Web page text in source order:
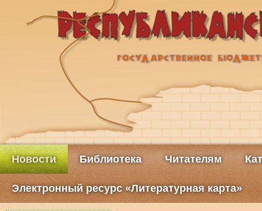
Новости Библиотека Читателям
Электронный ресурс «Литературная карта»